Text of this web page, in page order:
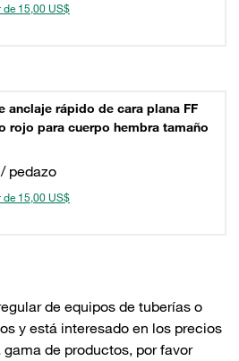
de 15,00 US$
anclaje rápido de cara plana FF
rojo para cuerpo hembra tamaño
/ pedazo
de 15,00 US$
de equipos de tuberías o
y está interesado en los precios
de productos, por favor